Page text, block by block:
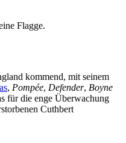
Flagge.
kommend, mit seinem
, Pompée, Defender, Boyne
für die enge Überwachung
Cuthbert